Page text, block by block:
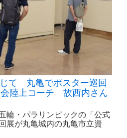
て 丸亀でポスター巡回
陸上コーチ 故西内さん
輪・パラリンピックの「公式
展が丸亀城内の丸亀市立資